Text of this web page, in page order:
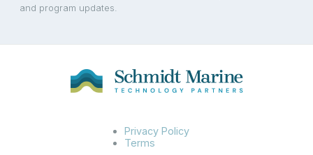
and program updates.
Privacy Policy
Terms